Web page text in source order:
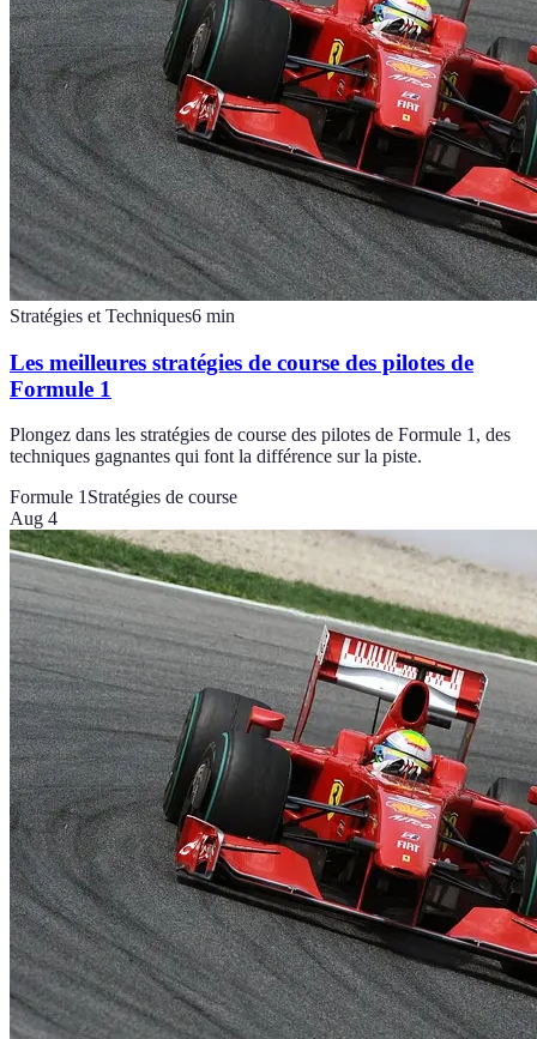
Stratégies et Techniques6 min
Les meilleures stratégies de course des pilotes de
Formule 1
Plongez dans les stratégies de course des pilotes de Formule 1, des
techniques gagnantes qui font la différence sur la piste.
Formule 1Stratégies de course
Aug 4